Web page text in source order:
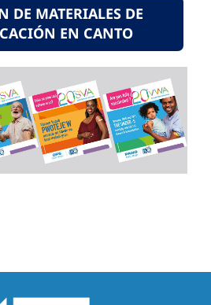
DE MATERIALES DE
EN CANTO